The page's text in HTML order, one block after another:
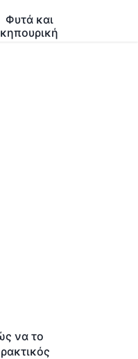
Φυτά και
κηπουρική
να το